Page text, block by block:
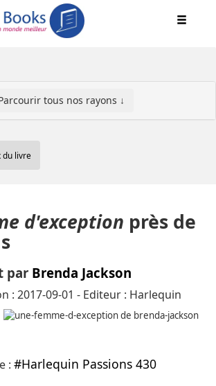
tous nos rayons ↓
du livre
d'exception près de
par Brenda Jackson
: 2017-09-01 - Editeur : Harlequin
: #Harlequin Passions 430